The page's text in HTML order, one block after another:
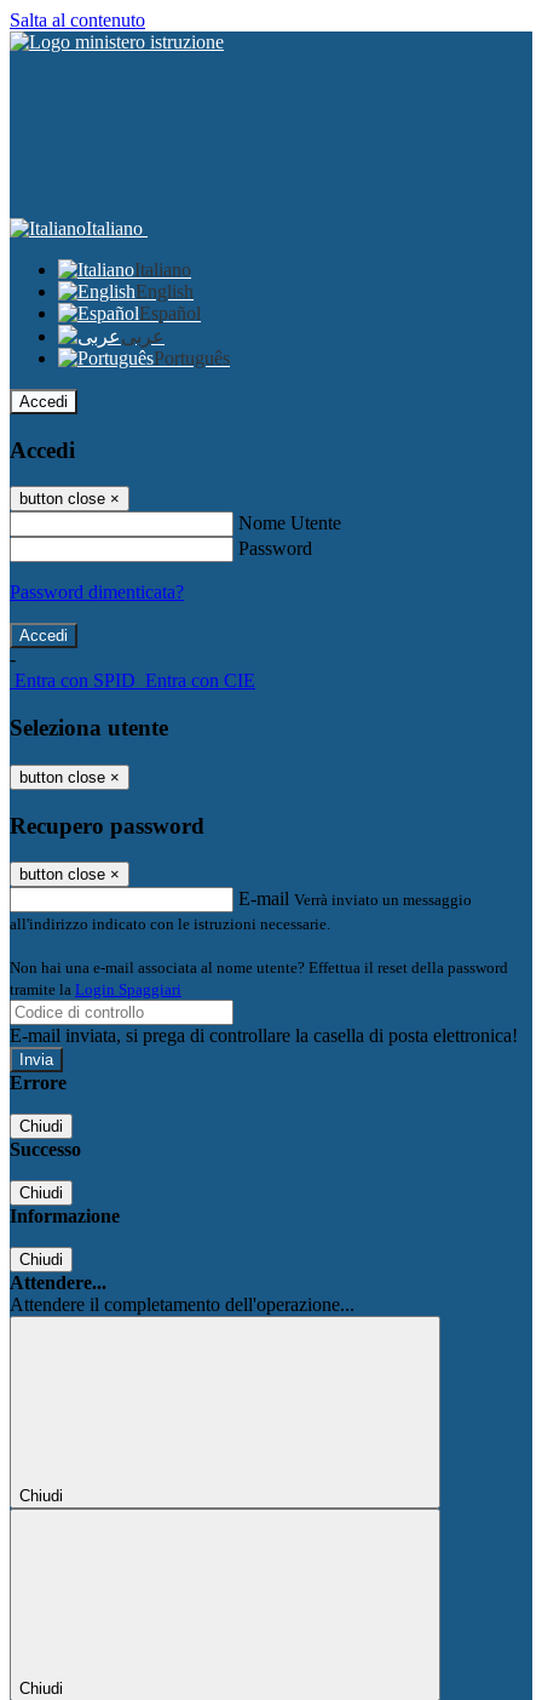
Salta al contenuto
Italiano
Italiano
English
Español
عربى
Português
Accedi
Accedi
button close ×
Nome Utente
Password
Password dimenticata?
-
Entra con SPID Entra con CIE
Seleziona utente
button close ×
Recupero password
button close ×
E-mail Verrà inviato un messaggio
all'indirizzo indicato con le istruzioni necessarie.
Non hai una e-mail associata al nome utente? Effettua il reset della password
tramite la Login Spaggiari
E-mail inviata, si prega di controllare la casella di posta elettronica!
Errore
Chiudi
Successo
Chiudi
Informazione
Chiudi
Attendere...
Attendere il completamento dell'operazione...
Chiudi
Chiudi